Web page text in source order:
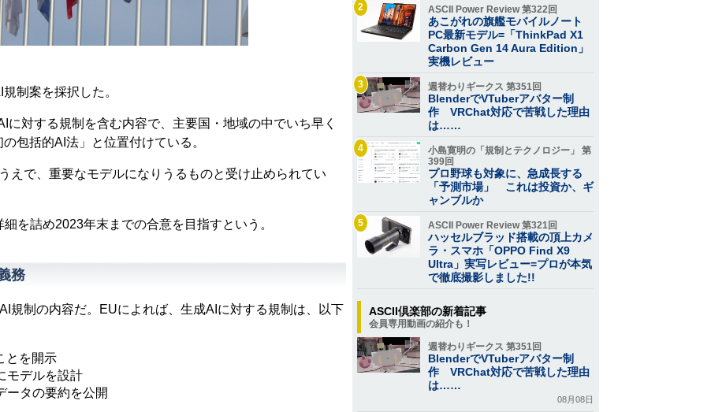
制案を採択した。
対する規制を含む内容で、主要国・地域の中でいち早く
包括的AI法」と位置付けている。
で、重要なモデルになりうるものと受け止められてい
を詰め2023年末までの合意を目指すという。
務
規制の内容だ。EUによれば、生成AIに対する規制は、以下
とを開示
モデルを設計
ータの要約を公開
2 ASCII Power Review 第322回
あこがれの旗艦モバイルノート
PC最新モデル=「ThinkPad X1
Carbon Gen 14 Aura Edition」
実機レビュー
3 週替わりギークス 第351回
BlenderでVTuberアバター制
作 VRChat対応で苦戦した理由
は……
4
小島寛明の「規制とテクノロジー」 第
399回
プロ野球も対象に、急成長する
「予測市場」 これは投資か、ギ
ャンブルか
5 ASCII Power Review 第321回
ハッセルブラッド搭載の頂上カメ
ラ・スマホ「OPPO Find X9
Ultra」実写レビュー=プロが本気
で徹底撮影しました!!
ASCII倶楽部の新着記事
会員専用動画の紹介も！
週替わりギークス 第351回
BlenderでVTuberアバター制
作 VRChat対応で苦戦した理由
は……
08月08日